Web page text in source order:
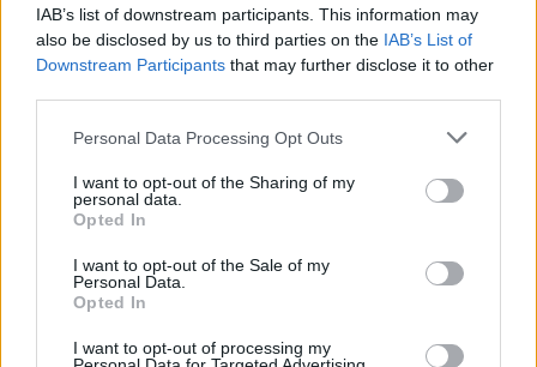
IAB’s list of downstream participants. This information may
also be disclosed by us to third parties on the IAB’s List of
Downstream Participants that may further disclose it to other
Please note that this website/app uses one or more Google
not limited to your visit or usage behaviour. You may click to
grant or deny consent to Google and its third-party tags to
use your data for below specified purposes in below Google
consent section.
Personal Data Processing Opt Outs
I want to opt-out of the Sharing of my
personal data.
Opted In
I want to opt-out of the Sale of my
Personal Data.
Opted In
I want to opt-out of processing my
Martina Agostina Diturco
I nostri cari
I nostri cari